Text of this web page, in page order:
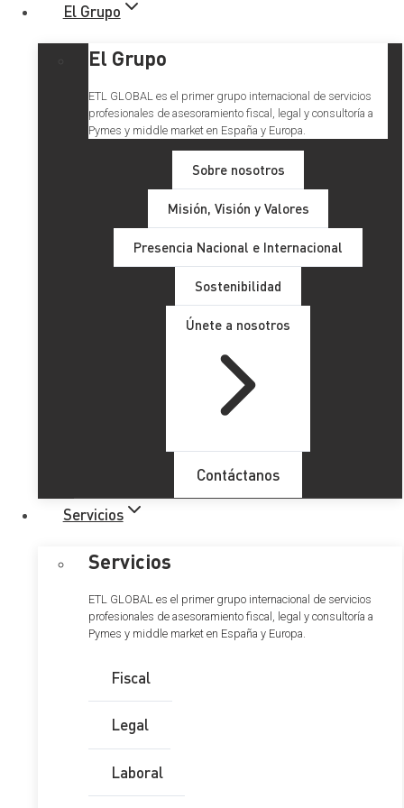
El Grupo
El Grupo
ETL GLOBAL es el primer grupo internacional de servicios
profesionales de asesoramiento fiscal, legal y consultoría a
Pymes y middle market en España y Europa.
Sobre nosotros
Misión, Visión y Valores
Presencia Nacional e Internacional
Sostenibilidad
Únete a nosotros
Contáctanos
Servicios
Servicios
ETL GLOBAL es el primer grupo internacional de servicios
profesionales de asesoramiento fiscal, legal y consultoría a
Pymes y middle market en España y Europa.
Fiscal
Legal
Laboral